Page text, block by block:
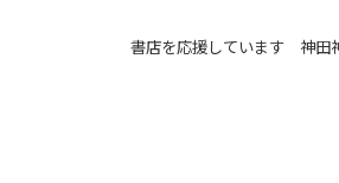
書店を応援しています 神